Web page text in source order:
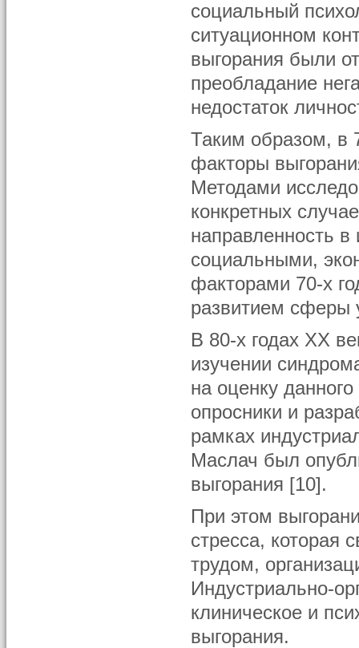
социальный
ситуационном
выгорания были
преобладание
недостаток
Таким образом, в
факторы
Методами
конкретных
направленность
социальными,
факторами 70-х
развитием
В 80-х годах ХХ
изучении
на оценку
опросники и
рамках
Маслач был
выгорания [10].
При этом
стресса, которая
трудом,
Индустриально-
клиническое и
выгорания.